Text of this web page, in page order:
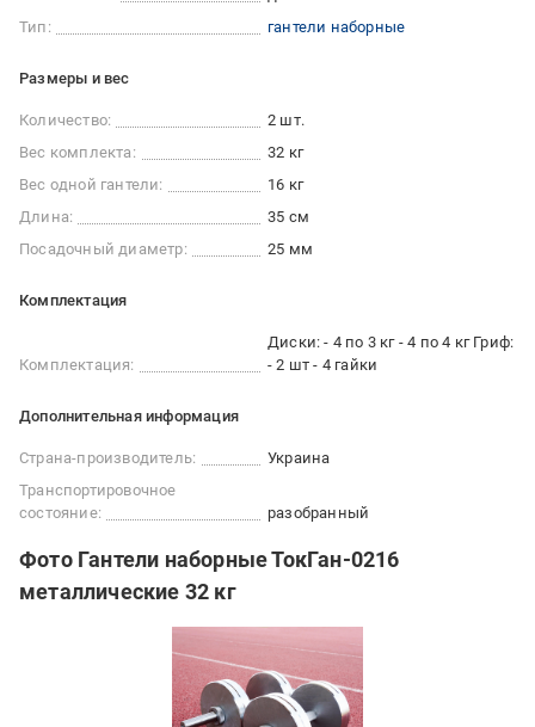
Тип:
гантели наборные
Размеры и вес
Количество:
2 шт.
Вес комплекта:
32 кг
Вес одной гантели:
16 кг
Длина:
35 см
Посадочный диаметр:
25 мм
Комплектация
Комплектация:
Диски: - 4 по 3 кг - 4 по 4 кг Гриф:
- 2 шт - 4 гайки
Дополнительная информация
Страна-производитель:
Украина
Транспортировочное
состояние:
разобранный
Фото Гантели наборные ТокГан-0216
металлические 32 кг